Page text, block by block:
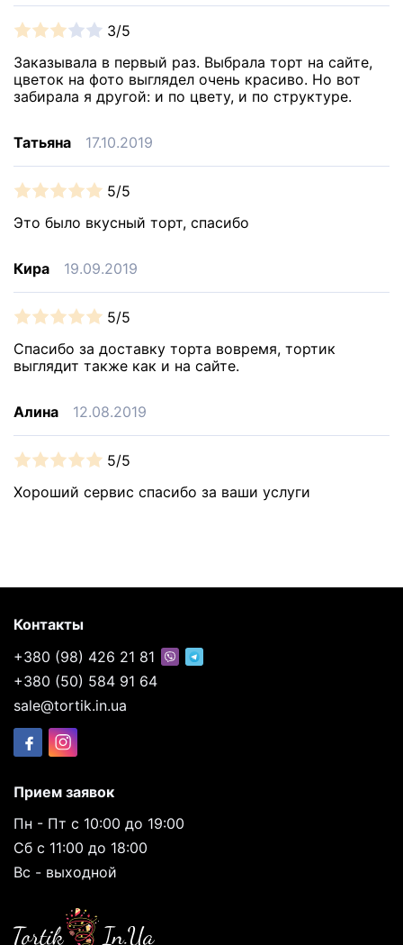
3/5
Заказывала в первый раз. Выбрала торт на сайте,
цветок на фото выглядел очень красиво. Но вот
забирала я другой: и по цвету, и по структуре.
Татьяна 17.10.2019
5/5
Это было вкусный торт, спасибо
Кира 19.09.2019
5/5
Спасибо за доставку торта вовремя, тортик
выглядит также как и на сайте.
Алина 12.08.2019
5/5
Хороший сервис спасибо за ваши услуги
Контакты
+380 (98) 426 21 81
+380 (50) 584 91 64
sale@tortik.in.ua
Прием заявок
Пн - Пт с 10:00 до 19:00
Сб с 11:00 до 18:00
Вс - выходной